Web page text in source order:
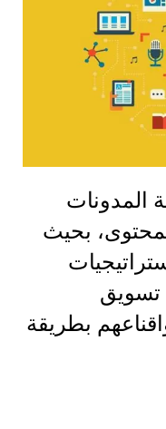
المدونات
بحيث
تسويق
بطريقة